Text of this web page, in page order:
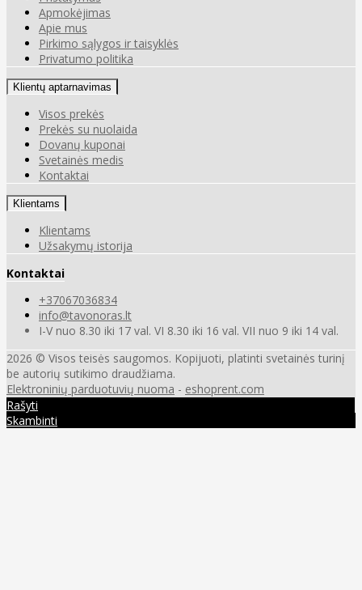
Apmokėjimas
Apie mus
Pirkimo sąlygos ir taisyklės
Privatumo politika
Klientų aptarnavimas
Visos prekės
Prekės su nuolaida
Dovanų kuponai
Svetainės medis
Kontaktai
Klientams
Klientams
Užsakymų istorija
Kontaktai
+37067036834
info@tavonoras.lt
I-V nuo 8.30 iki 17 val. VI 8.30 iki 16 val. VII nuo 9 iki 14 val.
2026 © Visos teisės saugomos. Kopijuoti, platinti svetainės turinį
be autorių sutikimo draudžiama.
Elektroninių parduotuvių nuoma - eshoprent.com
Rašyti
Skambinti